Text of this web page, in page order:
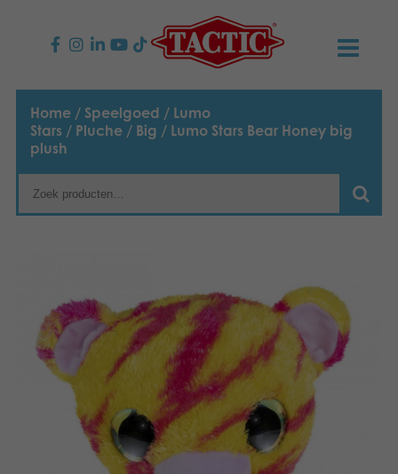
PRODUCTEN
Kinderspellen
Familiespellen
Buitenspellen
Puzzels
Speelgoed
Boeken
NIEUWS
TACTIC
Ons verhaal
Links
Media
Nederlands
English
Suomi
Dansk
Norsk
Home / Speelgoed / Lumo
Stars / Pluche / Big / Lumo Stars Bear Honey big
plush